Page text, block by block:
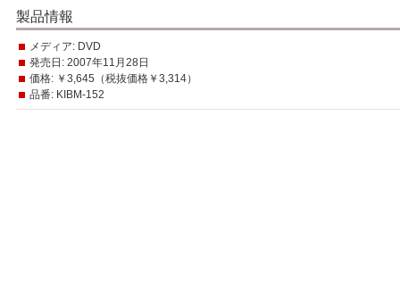
製品情報
メディア: DVD
発売日: 2007年11月28日
価格: ￥3,645（税抜価格￥3,314）
品番: KIBM-152